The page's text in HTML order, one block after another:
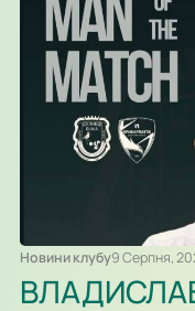
Новини клубу9 Серпня,